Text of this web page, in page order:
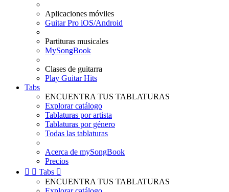
Aplicaciones móviles
Guitar Pro iOS/Android
Partituras musicales
MySongBook
Clases de guitarra
Play Guitar Hits
Tabs
ENCUENTRA TUS TABLATURAS
Explorar catálogo
Tablaturas por artista
Tablaturas por género
Todas las tablaturas
Acerca de mySongBook
Precios
  Tabs 
ENCUENTRA TUS TABLATURAS